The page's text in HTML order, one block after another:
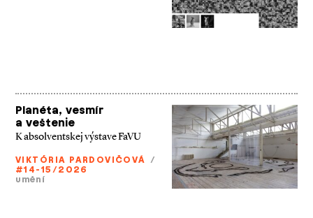
Planéta, vesmír
a veštenie
K absolventskej výstave FaVU
VIKTÓRIA PARDOVIČOVÁ /
#14-15/2026
umění